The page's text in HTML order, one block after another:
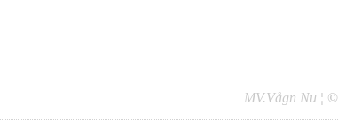
MV.Vågn Nu ¦ ©